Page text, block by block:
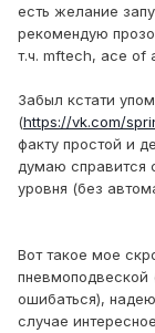
есть желание
рекомендую
т.ч. mftech, ace of
Забыл кстати
(https://vk.com/
факту простой и
думаю справится
уровня (без
Вот такое мое
пневмоподвеской
ошибаться),
случае